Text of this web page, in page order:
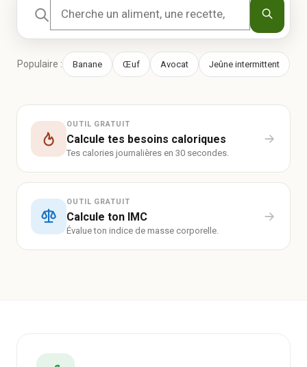
Populaire : Banane Œuf Avocat Jeûne intermittent
OUTIL GRATUIT
Calcule tes besoins caloriques
Tes calories journalières en 30 secondes.
OUTIL GRATUIT
Calcule ton IMC
Évalue ton indice de masse corporelle.